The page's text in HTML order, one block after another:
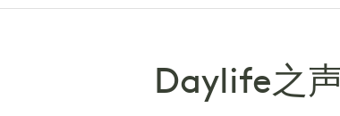
Daylife之声